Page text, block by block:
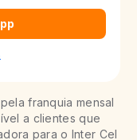
franquia mensal
a clientes que
para o Inter Cel